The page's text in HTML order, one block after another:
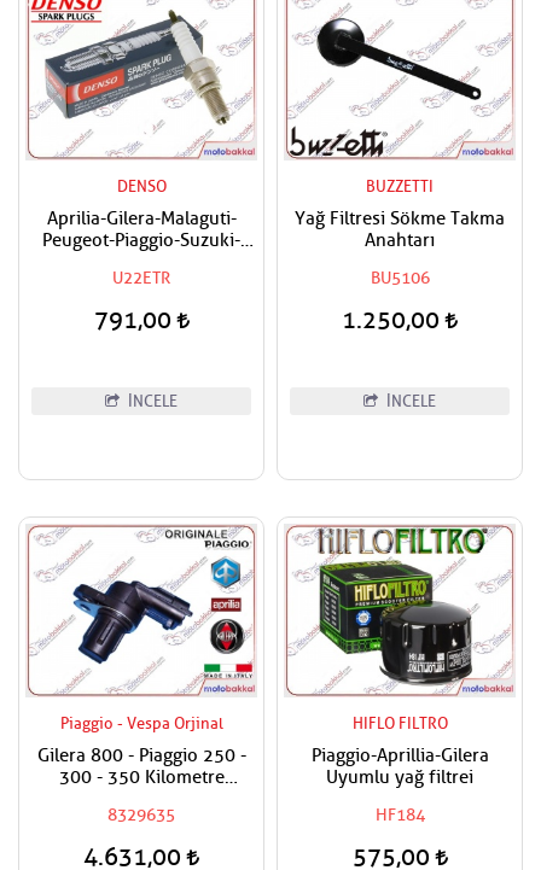
DENSO
Aprilia-Gilera-Malaguti-
Peugeot-Piaggio-Suzuki-
U22ETR
791,00
İNCELE
BUZZETTI
Yağ Filtresi Sökme Takma
Anahtarı
BU5106
1.250,00
İNCELE
Piaggio - Vespa Orjinal
Gilera 800 - Piaggio 250 -
300 - 350 Kilometre
8329635
4.631,00
HIFLO FILTRO
Piaggio-Aprillia-Gilera
Uyumlu yağ filtrei
HF184
575,00